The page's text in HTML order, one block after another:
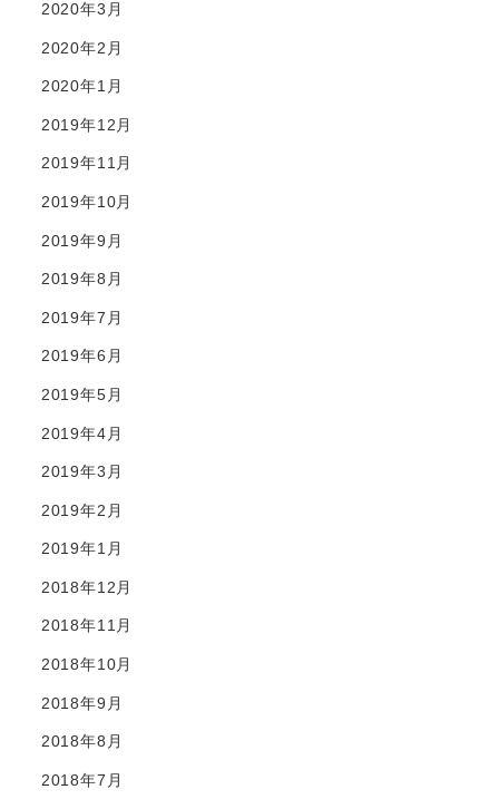
2020年3月
2020年2月
2020年1月
2019年12月
2019年11月
2019年10月
2019年9月
2019年8月
2019年7月
2019年6月
2019年5月
2019年4月
2019年3月
2019年2月
2019年1月
2018年12月
2018年11月
2018年10月
2018年9月
2018年8月
2018年7月